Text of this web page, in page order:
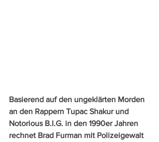
Basierend auf den ungeklärten Morden
an den Rappern Tupac Shakur und
Notorious B.I.G. in den 1990er Jahren
rechnet Brad Furman mit Polizeigewalt